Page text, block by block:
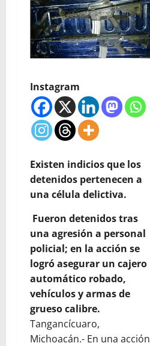
Instagram
Existen indicios que los
detenidos pertenecen a
una célula delictiva.
Fueron detenidos tras
una agresión a personal
policial; en la acción se
logró asegurar un cajero
automático robado,
vehículos y armas de
grueso calibre.
Tangancícuaro,
Michoacán.- En una acción